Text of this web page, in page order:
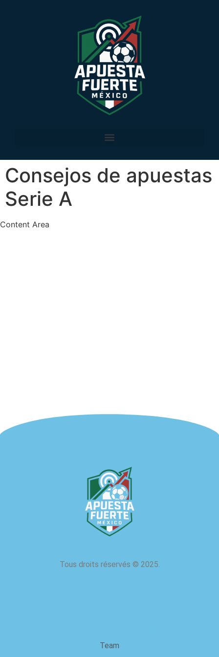
Consejos de apuestas
Serie A
Content Area
Tous droits réservés © 2025.
Team